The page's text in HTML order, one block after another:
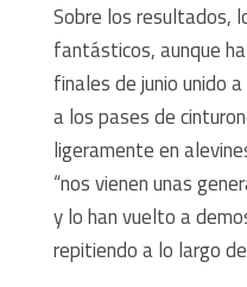
Sobre los resultados,
fantásticos, aunque
finales de junio unido
a los pases de
ligeramente en
“nos vienen unas
y lo han vuelto a
repitiendo a lo largo